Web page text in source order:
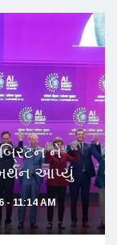
ને
આપ્યું
- 11:14 AM